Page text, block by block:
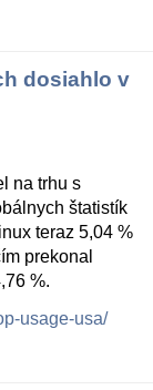
dosiahlo v
na trhu s
štatistík
teraz 5,04 %
prekonal
%.
usage-usa/